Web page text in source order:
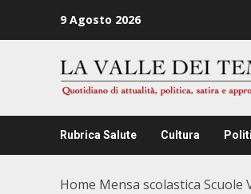
9 Agosto 2026
Rubrica Salute Cultura
Home Mensa scolastica Scuole